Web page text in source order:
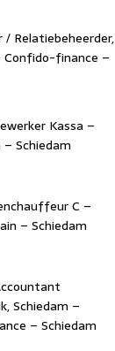
/ Relatiebeheerder,
Confido-finance –
Kassa –
Schiedam
C –
– Schiedam
Schiedam –
– Schiedam